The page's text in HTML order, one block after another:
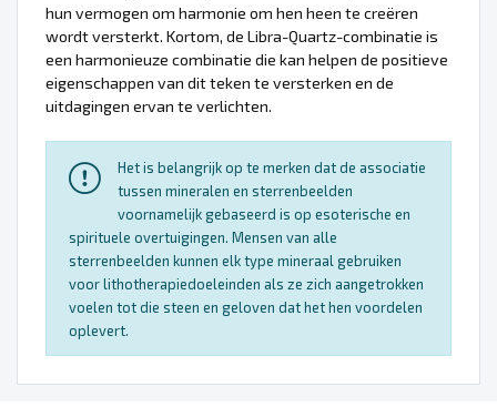
hun vermogen om harmonie om hen heen te creëren
wordt versterkt. Kortom, de Libra-Quartz-combinatie is
een harmonieuze combinatie die kan helpen de positieve
eigenschappen van dit teken te versterken en de
uitdagingen ervan te verlichten.
Het is belangrijk op te merken dat de associatie
tussen mineralen en sterrenbeelden
voornamelijk gebaseerd is op esoterische en
spirituele overtuigingen. Mensen van alle
sterrenbeelden kunnen elk type mineraal gebruiken
voor lithotherapiedoeleinden als ze zich aangetrokken
voelen tot die steen en geloven dat het hen voordelen
oplevert.